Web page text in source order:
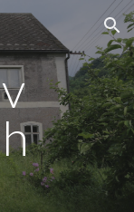
Skip to navigation